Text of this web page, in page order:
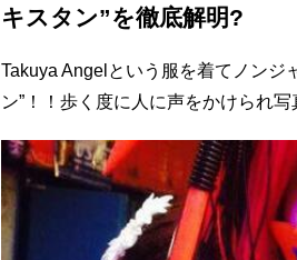
キスタン”を徹底解明?
Takuya Angelという服を着てノンジ
ン”！！歩く度に人に声をかけられ